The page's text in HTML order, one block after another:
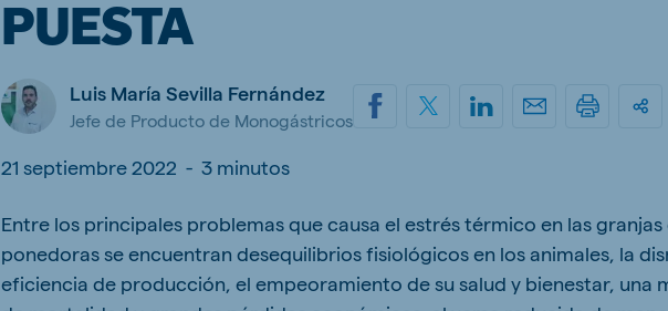
PUESTA
Luis María Sevilla Fernández
Jefe de Producto de Monogástricos
21 septiembre 2022 - 3 minutos
Entre los principales problemas que causa el estrés térmico en las granjas
ponedoras se encuentran desequilibrios fisiológicos en los animales, la
eficiencia de producción, el empeoramiento de su salud y bienestar, una
Polish
Slovak